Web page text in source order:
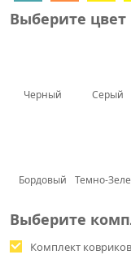
Выберите цвет
Черный Серый
Бордовый Темно-
Выберите
Комплект